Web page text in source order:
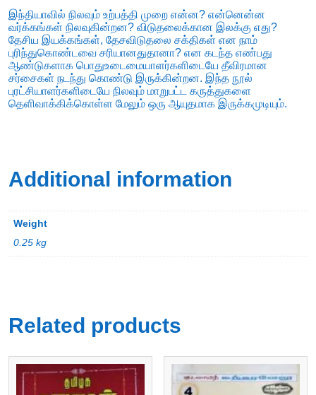
இந்தியாவில் நிலவும் உற்பத்தி முறை என்ன? என்னென்ன
வர்க்கங்கள் நிலவுகின்றன? விடுதலைக்கான இலக்கு எது?
தேசிய இயக்கங்கள், தேசவிடுதலை சக்திகள் என நாம்
புரிந்துகொண்டவை சரியானதுதானா? என கடந்த எண்பது
ஆண்டுகளாக பொதுஉடைமையாளர்களிடையே தீவிரமான
சர்சைகள் நடந்து கொண்டு இருக்கின்றன. இந்த நூல்
புரட்சியாளர்களிடையே நிலவும் மாறுபட்ட கருத்துகளை
தெளிவாக்கிக்கொள்ள மேலும் ஒரு ஆயுதமாக இருக்கமுடியும்.
Additional information
Weight
0.25 kg
Related products